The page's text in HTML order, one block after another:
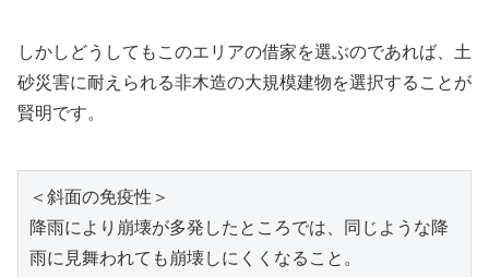
しかしどうしてもこのエリアの借家を選ぶのであれば、土
砂災害に耐えられる非木造の大規模建物を選択することが
賢明です。
＜斜面の免疫性＞
降雨により崩壊が多発したところでは、同じような降
雨に見舞われても崩壊しにくくなること。